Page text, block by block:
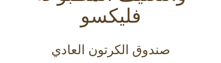
فليكسو
صندوق الكرتون العادي